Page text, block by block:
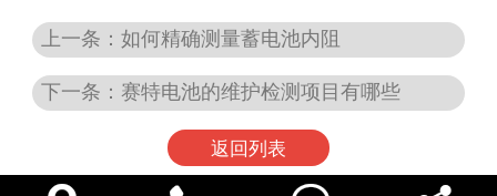
上一条：如何精确测量蓄电池内阻
下一条：赛特电池的维护检测项目有哪些
返回列表